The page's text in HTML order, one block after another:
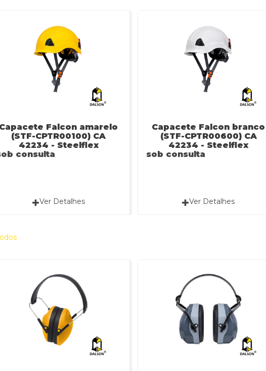
Capacete Falcon amarelo
(STF-CPTR00100) CA
42234 - Steelflex
consulta
Ver Detalhes
Capacete Falcon branco
(STF-CPTR00600) CA
42234 - Steelflex
sob consulta
Ver Detalhes